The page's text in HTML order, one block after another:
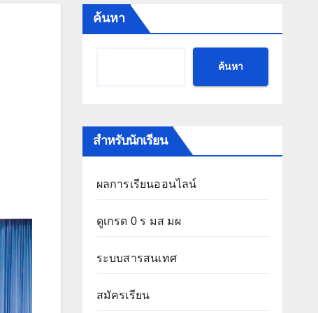
ค้นหา
ค้นหา
สำหรับนักเรียน
ผลการเรียนออนไลน์
ดูเกรด 0 ร มส มผ
ระบบสารสนเทศ
สมัครเรียน